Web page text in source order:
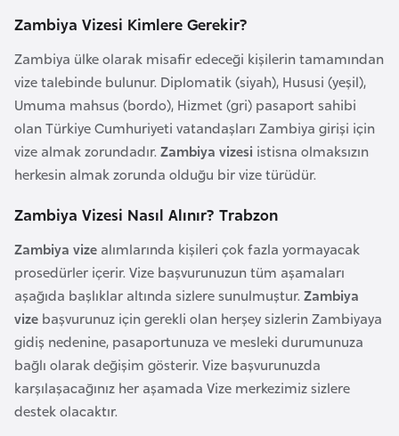
Zambiya Vizesi Kimlere Gerekir?
Zambiya ülke olarak misafir edeceği kişilerin tamamından
vize talebinde bulunur. Diplomatik (siyah), Hususi (yeşil),
Umuma mahsus (bordo), Hizmet (gri) pasaport sahibi
olan Türkiye Cumhuriyeti vatandaşları Zambiya girişi için
vize almak zorundadır. Zambiya vizesi istisna olmaksızın
herkesin almak zorunda olduğu bir vize türüdür.
Zambiya Vizesi Nasıl Alınır? Trabzon
Zambiya vize alımlarında kişileri çok fazla yormayacak
prosedürler içerir. Vize başvurunuzun tüm aşamaları
aşağıda başlıklar altında sizlere sunulmuştur. Zambiya
vize başvurunuz için gerekli olan herşey sizlerin Zambiyaya
gidiş nedenine, pasaportunuza ve mesleki durumunuza
bağlı olarak değişim gösterir. Vize başvurunuzda
karşılaşacağınız her aşamada Vize merkezimiz sizlere
destek olacaktır.
ş
B
e
l
a
r
s
B
e
l
ç
i
k
a